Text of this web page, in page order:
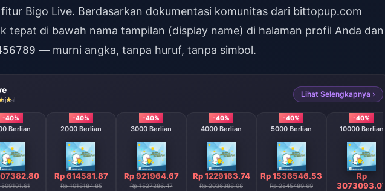
Bigo Live. Berdasarkan dokumentasi komunitas dari bittopup.com
tepat di bawah nama tampilan (display name) di halaman profil Anda dan
— murni angka, tanpa huruf, tanpa simbol.
Lihat Selengkapnya ›
-40%
Berlian
509101.61
-40%
2000 Berlian
Rp 614581.87
Rp 1018184.85
-40%
3000 Berlian
Rp 921964.67
Rp 1527286.47
-40%
4000 Berlian
Rp 1229163.74
Rp 2036388.08
-40%
5000 Berlian
Rp 1536546.53
Rp 2545489.69
-40%
10000 Berlian
Rp
3073093.07